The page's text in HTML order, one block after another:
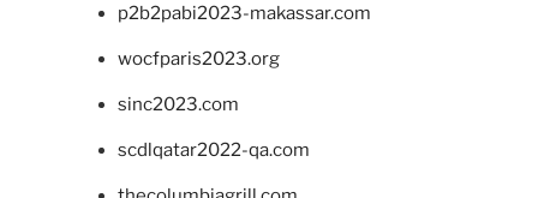
p2b2pabi2023-makassar.com
wocfparis2023.org
sinc2023.com
scdlqatar2022-qa.com